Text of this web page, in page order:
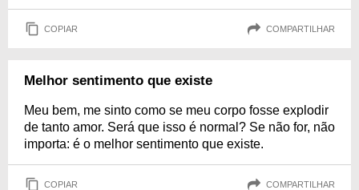
COPIAR COMPARTILHAR
Melhor sentimento que existe
Meu bem, me sinto como se meu corpo fosse explodir
de tanto amor. Será que isso é normal? Se não for, não
importa: é o melhor sentimento que existe.
COPIAR COMPARTILHAR